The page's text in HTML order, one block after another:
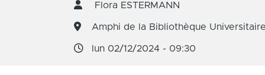
Flora ESTERMANN
Amphi de la Bibliothèque
lun 02/12/2024 - 09:30